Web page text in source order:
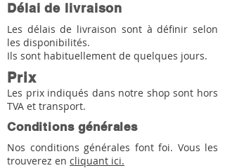
Délai de livraison
Les délais de livraison sont à définir selon
les disponibilités.
Ils sont habituellement de quelques jours.
Prix
Les prix indiqués dans notre shop sont hors
TVA et transport.
Conditions générales
Nos conditions générales font foi. Vous les
trouverez en cliquant ici.